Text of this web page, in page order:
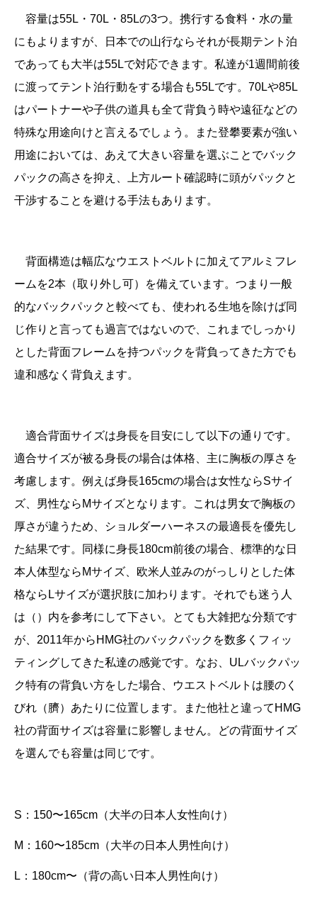
容量は55L・70L・85Lの3つ。 携行する食料・水の量
にもよりますが、日本での山行ならそれが長期テント泊
であっても大半は55Lで対応できます。私達が1週間前後
に渡ってテント泊行動をする場合も55Lです。70Lや85L
はパートナーや子供の道具も全て背負う時や遠征などの
特殊な用途向けと言えるでしょう。また登攀要素が強い
用途においては、あえて大きい容量を選ぶことでバック
パックの高さを抑え、上方ルート確認時に頭がパックと
干渉することを避ける手法もあります。
背面構造は幅広なウエストベルトに加えてアルミフレ
ームを2本（取り外し可）を備えています。つまり一般
的なバックパックと較べても、使われる生地を除けば同
じ作りと言っても過言ではないので、これまでしっかり
とした背面フレームを持つパックを背負ってきた方でも
違和感なく背負えます。
適合背面サイズは身長を目安にして以下の通りです。
適合サイズが被る身長の場合は体格、主に胸板の厚さを
考慮します。例えば身長165cmの場合は女性ならSサイ
ズ、男性ならMサイズとなります。これは男女で胸板の
厚さが違うため、ショルダーハーネスの最適長を優先し
た結果です。同様に身長180cm前後の場合、標準的な日
本人体型ならMサイズ、欧米人並みのがっしりとした体
格ならLサイズが選択肢に加わります。それでも迷う人
は（）内を参考にして下さい。
とても大雑把な分類です
が、2011年からHMG社のバックパックを数多くフィッ
ティングしてきた私達の感覚です。なお、ULバックパッ
ク特有の背負い方をした場合、
ウエストベルトは腰のく
びれ（臍）あたりに位置します。また他社と違ってHMG
社の背面サイズは容量に影響しません。どの背面サイズ
を選んでも容量は同じです。
S：150〜165cm（大半の日本人女性向け）
M：160〜185cm（大半の日本人男性向け）
L：180cm〜（背の高い日本人男性向け）